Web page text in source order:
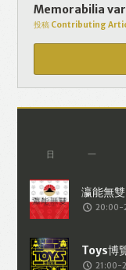
容許或屬法
意，你的個
決定提供個
該資料傳送
廣告目標人
告。不會因
個目標廣
個人資料。
互動，則表
你符合該廣
報並會根據
Memorabilia
投稿 Contributing
日 一
20:00-
21:00-